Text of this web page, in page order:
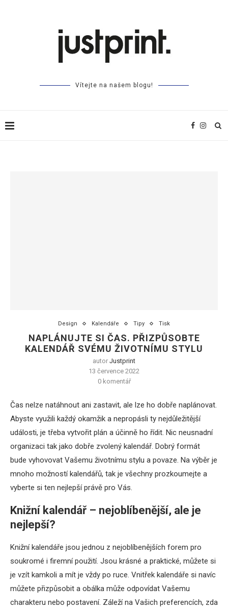
Vítejte na našem blogu!
Design Kalendáře Tipy Tisk
NAPLÁNUJTE SI ČAS. PŘIZPŮSOBTE
KALENDÁŘ SVÉMU ŽIVOTNÍMU STYLU
autor Justprint
13 července 2022
0 komentář
Čas nelze natáhnout ani zastavit, ale lze ho dobře naplánovat.
Abyste využili každý okamžik a nepropásli ty nejdůležitější
události, je třeba vytvořit plán a účinně ho řídit. Nic neusnadní
organizaci tak jako dobře zvolený kalendář. Dobrý formát
bude vyhovovat Vašemu životnímu stylu a povaze. Na výběr je
mnoho možností kalendářů, tak je všechny prozkoumejte a
vyberte si ten nejlepší právě pro Vás.
Knižní kalendář – nejoblíbenější, ale je
nejlepší?
Knižní kalendáře jsou jednou z nejoblíbenějších forem pro
soukromé i firemní použití. Jsou krásné a praktické, můžete si
je vzít kamkoli a mít je vždy po ruce. Vnitřek kalendáře si navíc
můžete přizpůsobit a obálka může odpovídat Vašemu
charakteru nebo postavení. Záleží na Vašich preferencích, zda